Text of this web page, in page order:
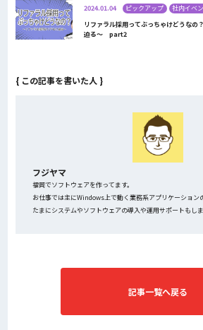
2024.01.04 ピックアップ
社内イベ
リファラル採用ってぶっちゃけどうなの
迫る～ part2
{ この記事を書いた人 }
フジヤマ
福岡でソフトウェアを作ってます。
お仕事では主にWindows上で動く業務系アプリケーション
たまにシステムやソフトウェアの導入や運用サポートもしま
記事一覧へ戻る